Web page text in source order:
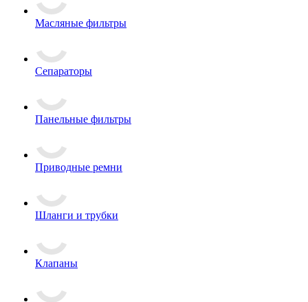
Масляные фильтры
Сепараторы
Панельные фильтры
Приводные ремни
Шланги и трубки
Клапаны